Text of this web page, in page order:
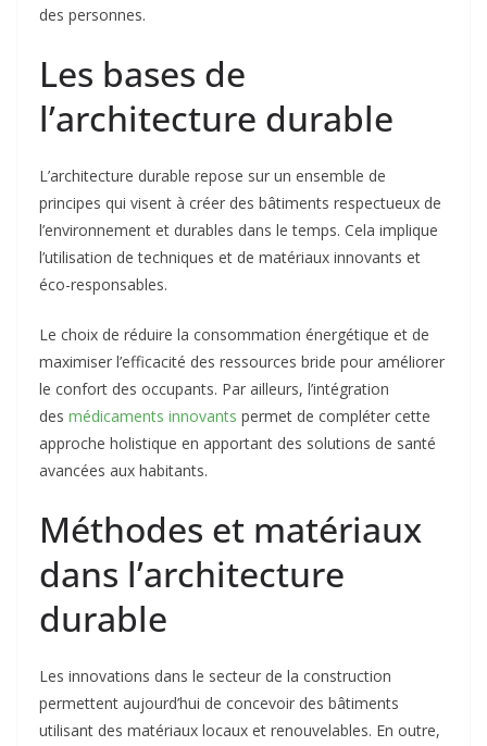
des personnes.
Les bases de
l’architecture durable
L’architecture durable repose sur un ensemble de
principes qui visent à créer des bâtiments respectueux de
l’environnement et durables dans le temps. Cela implique
l’utilisation de techniques et de matériaux innovants et
éco-responsables.
Le choix de réduire la consommation énergétique et de
maximiser l’efficacité des ressources bride pour améliorer
le confort des occupants. Par ailleurs, l’intégration
des médicaments innovants permet de compléter cette
approche holistique en apportant des solutions de santé
avancées aux habitants.
Méthodes et matériaux
dans l’architecture
durable
Les innovations dans le secteur de la construction
permettent aujourd’hui de concevoir des bâtiments
utilisant des matériaux locaux et renouvelables. En outre,